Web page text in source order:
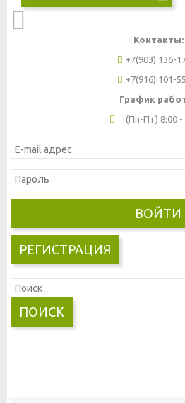
Контакты:
+7(903) 136-
+7(916) 101-
График
(Пн-Пт) 8:00 -
ВОЙТИ
РЕГИСТРАЦИЯ
ПОИСК